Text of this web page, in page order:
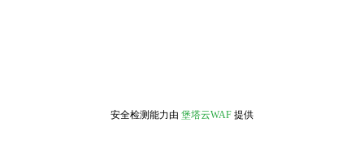
安全检测能力由 堡塔云WAF 提供